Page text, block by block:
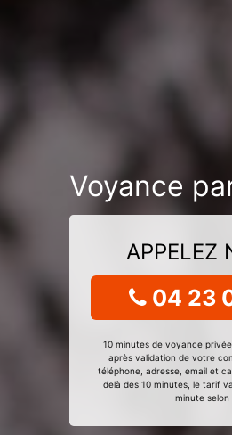
Voyance
APPELEZ
04 23
10 minutes de voyance
après validation de votre
téléphone, adresse, email et
delà des 10 minutes, le tarif
minute